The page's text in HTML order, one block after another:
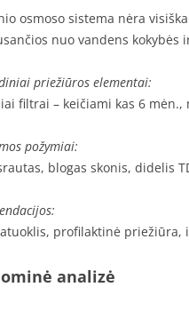
osmoso sistema nėra
nuo vandens kokybės
priežiūros elementai:
filtrai – keičiami kas 6
požymiai:
blogas skonis, didelis
profilaktinė
analizė